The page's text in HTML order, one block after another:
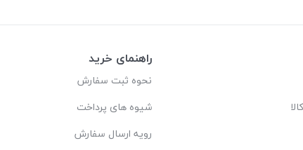
راهنمای خرید
نحوه ثبت سفارش
شیوه های پرداخت
رویه ارسال سفارش